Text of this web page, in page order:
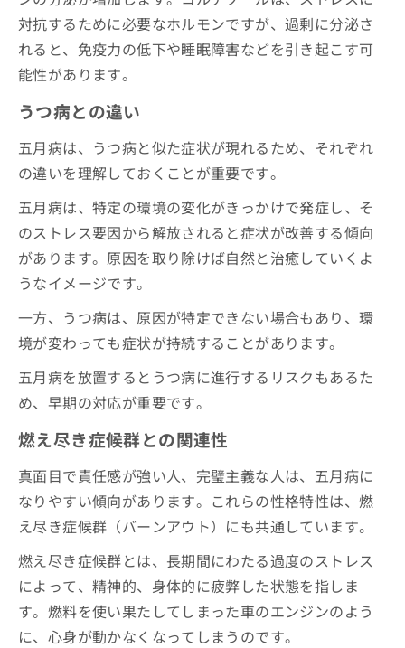
対抗するために必要なホルモンですが、過剰に分泌さ
れると、免疫力の低下や睡眠障害などを引き起こす可
能性があります。
うつ病との違い
五月病は、うつ病と似た症状が現れるため、それぞれ
の違いを理解しておくことが重要です。
五月病は、特定の環境の変化がきっかけで発症し、そ
のストレス要因から解放されると症状が改善する傾向
があります。原因を取り除けば自然と治癒していくよ
うなイメージです。
一方、うつ病は、原因が特定できない場合もあり、環
境が変わっても症状が持続することがあります。
五月病を放置するとうつ病に進行するリスクもあるた
め、早期の対応が重要です。
燃え尽き症候群との関連性
真面目で責任感が強い人、完璧主義な人は、五月病に
なりやすい傾向があります。これらの性格特性は、燃
え尽き症候群（バーンアウト）にも共通しています。
燃え尽き症候群とは、長期間にわたる過度のストレス
によって、精神的、身体的に疲弊した状態を指しま
す。燃料を使い果たしてしまった車のエンジンのよう
に、心身が動かなくなってしまうのです。